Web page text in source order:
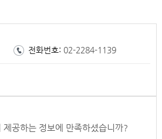
전화번호: 02-2284-1139
제공하는 정보에 만족하셨습니까?